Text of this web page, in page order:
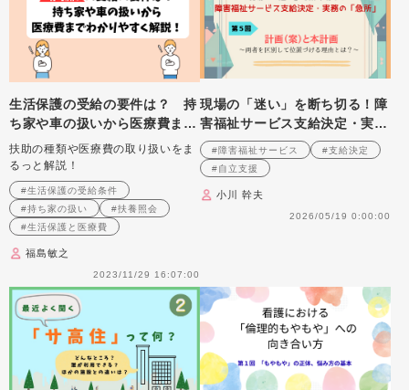
生活保護の受給の要件は？ 持
ち家や車の扱いから医療費まで
わかりやすく解説！
扶助の種類や医療費の取り扱いをま
るっと解説！
#生活保護の受給条件
#持ち家の扱い
#扶養照会
#生活保護と医療費
福島敏之
2023/11/29 16:07:00
現場の「迷い」を断ち切る！障
害福祉サービス支給決定・実務
の「急所」 第５回 計画
（案）と本計画～両者を区別し
て位置づける理由とは？～
#障害福祉サービス
#支給決定
#自立支援
小川 幹夫
2026/05/19 0:00:00